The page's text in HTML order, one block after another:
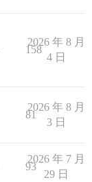
158
2026 年 8 月
4 日
81
2026 年 8 月
3 日
93
2026 年 7 月
29 日